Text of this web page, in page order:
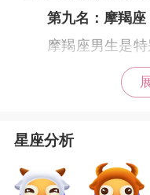
第九名： 摩羯座
摩羯座男生是
凡事会从理性的角
被儿女私情牵着鼻
友和其他异性关系
法和真实想法。
星座分析